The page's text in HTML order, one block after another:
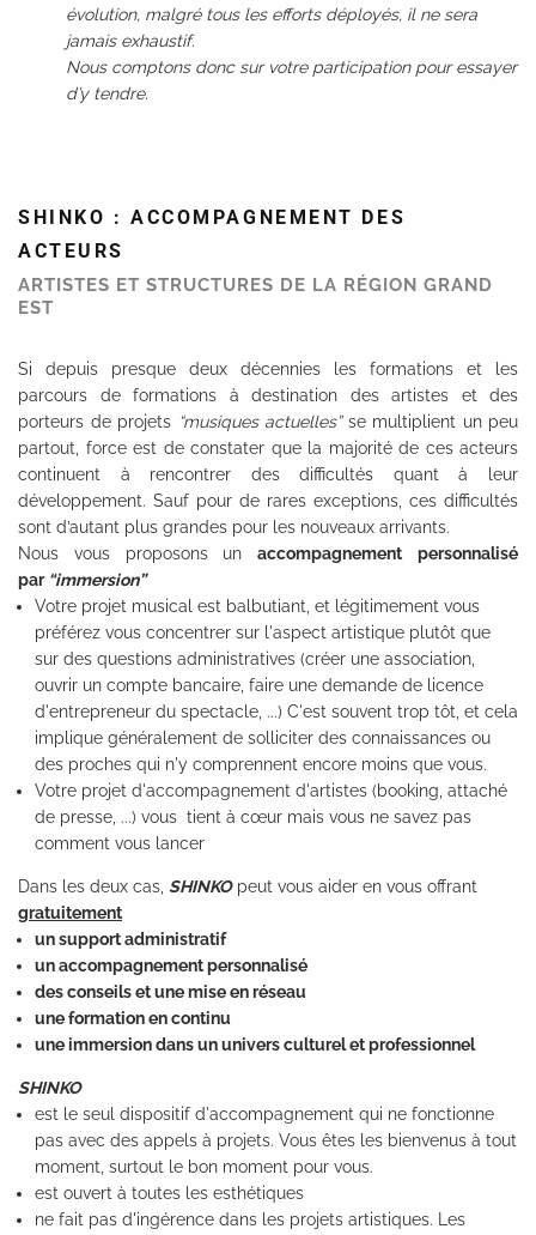
évolution, malgré tous les efforts déployés, il ne sera
jamais exhaustif.
Nous comptons donc sur votre participation pour essayer
d’y tendre.
SHINKO : ACCOMPAGNEMENT DES
ACTEURS
ARTISTES ET STRUCTURES DE LA RÉGION GRAND
EST
Si depuis presque deux décennies les formations et les
parcours de formations à destination des artistes et des
porteurs de projets “musiques actuelles”se multiplient un peu
partout, force est de constater que la majorité de ces acteurs
continuent à rencontrer des difficultés quant à leur
développement. Sauf pour de rares exceptions, ces difficultés
sont d’autant plus grandes pour les nouveaux arrivants.
Nous vous proposons unaccompagnement
personnalisé
par “immersion”
Votre projet musical est balbutiant, et légitimement vous
préférez vous concentrer sur l'aspect artistique plutôt que
sur des questions administratives (créer une association,
ouvrir un compte bancaire, faire une demande de licence
d'entrepreneur du spectacle, ...) C'est souvent trop tôt, et cela
implique généralement de solliciter des connaissances ou
des proches qui n'y comprennent encore moins que vous.
Votre projet d'accompagnement d'artistes (booking, attaché
de presse, ...) vous tient à cœur mais vous ne savez pas
comment vous lancer
Dans les deux cas, SHINKOpeut vous aider en vous offrant
gratuitement
un support administratif
un accompagnement personnalisé
des conseils et une mise en réseau
une formation en continu
une immersion dans un univers culturel et professionnel
SHINKO
est le seul dispositif d'accompagnement qui ne fonctionne
pas avec des appels à projets. Vous êtes les bienvenus à tout
moment, surtout le bon moment pour vous.
est ouvert à toutes les esthétiques
ne fait pas d'ingérence dans les projets artistiques. Les